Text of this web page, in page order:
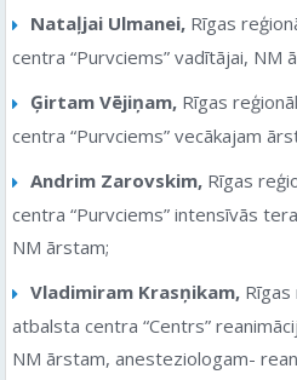
Nataļjai Ulmanei, Rīgas
centra “Purvciems” vadītājai, NM
Ģirtam Vējiņam, Rīgas
centra “Purvciems” vecākajam
Andrim Zarovskim, Rīgas
centra “Purvciems” intensīvās
NM ārstam;
Vladimiram Krasņikam,
atbalsta centra “Centrs”
NM ārstam, anesteziologam-